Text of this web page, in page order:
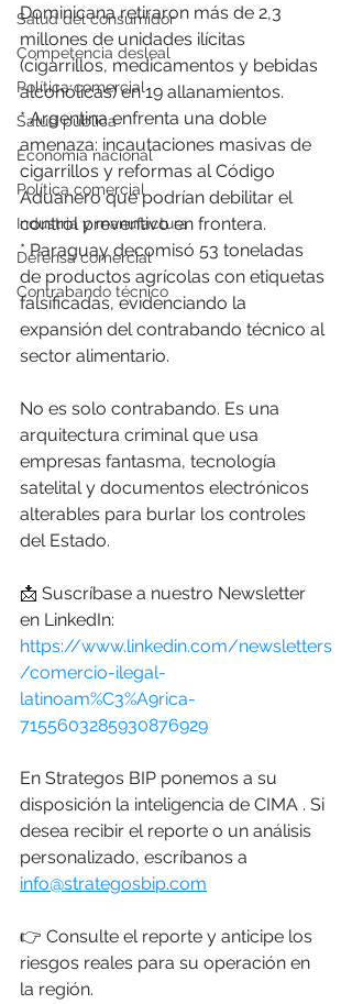
Salud del consumidor
Competencia desleal
Política comercial
Salud pública
Economía nacional
Política comercial
Industria y manufactura
Defensa comercial
Contrabando técnico
Dominicana retiraron más de 2,3
millones de unidades ilícitas
(cigarrillos, medicamentos y bebidas
alcohólicas) en 19 allanamientos.
* Argentina enfrenta una doble
amenaza: incautaciones masivas de
cigarrillos y reformas al Código
Aduanero que podrían debilitar el
control preventivo en frontera.
* Paraguay decomisó 53 toneladas
de productos agrícolas con etiquetas
falsificadas, evidenciando la
expansión del contrabando técnico al
sector alimentario.
No es solo contrabando. Es una
arquitectura criminal que usa
empresas fantasma, tecnología
satelital y documentos electrónicos
alterables para burlar los controles
del Estado.
📩 Suscríbase a nuestro Newsletter
en LinkedIn:
https://www.linkedin.com/newsletters
/comercio-ilegal-
latinoam%C3%A9rica-
7155603285930876929
En Strategos BIP ponemos a su
disposición la inteligencia de CIMA . Si
desea recibir el reporte o un análisis
personalizado, escríbanos a
info@strategosbip.com
👉 Consulte el reporte y anticipe los
riesgos reales para su operación en
la región.